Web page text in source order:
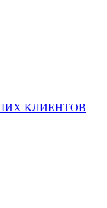
КЛИЕНТОВ